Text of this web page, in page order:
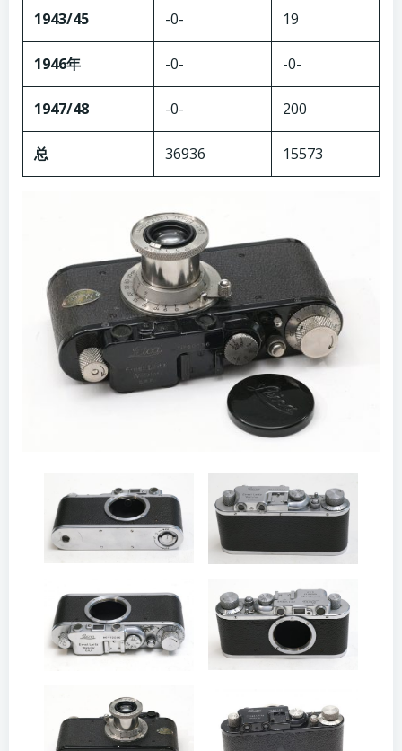
1943/45 -0- 19
1946年 -0- -0-
1947/48 -0- 200
总 36936 15573